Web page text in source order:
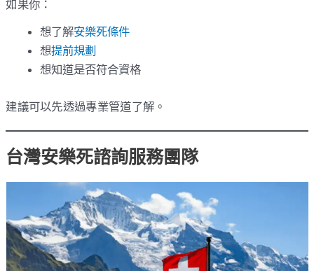
如果你：
想了解安樂死條件
想提前規劃
想知道是否符合資格
建議可以先透過專業管道了解。
台灣安樂死諮詢服務團隊